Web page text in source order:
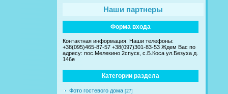
Наши партнеры
Форма входа
Контактная информация. Наши телефоны:
+38(095)465-87-57 +38(097)301-83-53 Ждем Вас по
адресу: пос.Мелекино 2спуск, c.Б.Коса ул.Безуха д.
146е
Категории раздела
Фото гостевого дома [27]